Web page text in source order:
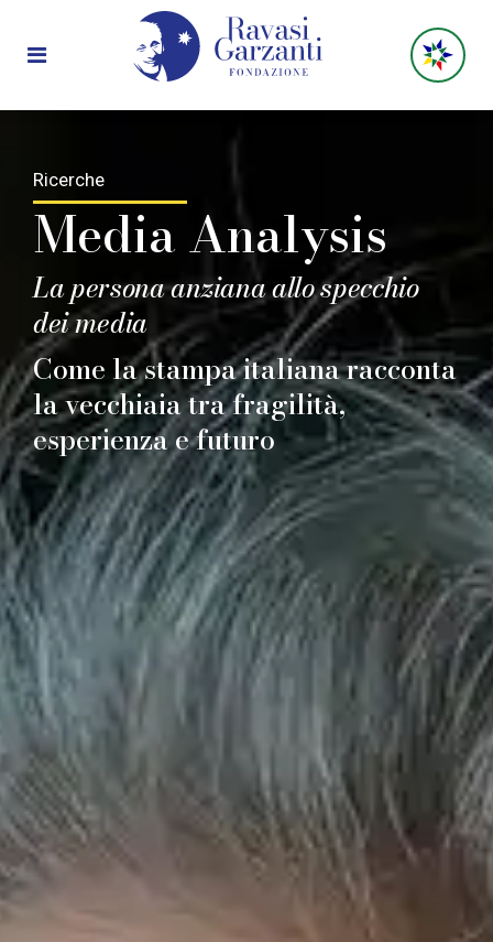
Ricerche
Media Analysis
La persona anziana allo specchio
dei media
Come la stampa italiana racconta
la vecchiaia tra fragilità,
esperienza e futuro